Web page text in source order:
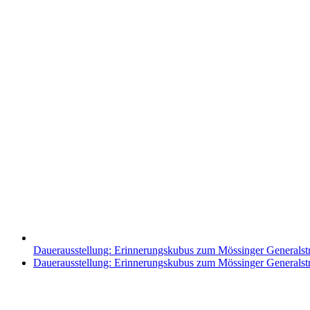
Dauerausstellung: Erinnerungskubus zum Mössinger
Nächster
Dauerausstellung: Erinnerungskubus zum Mössinger